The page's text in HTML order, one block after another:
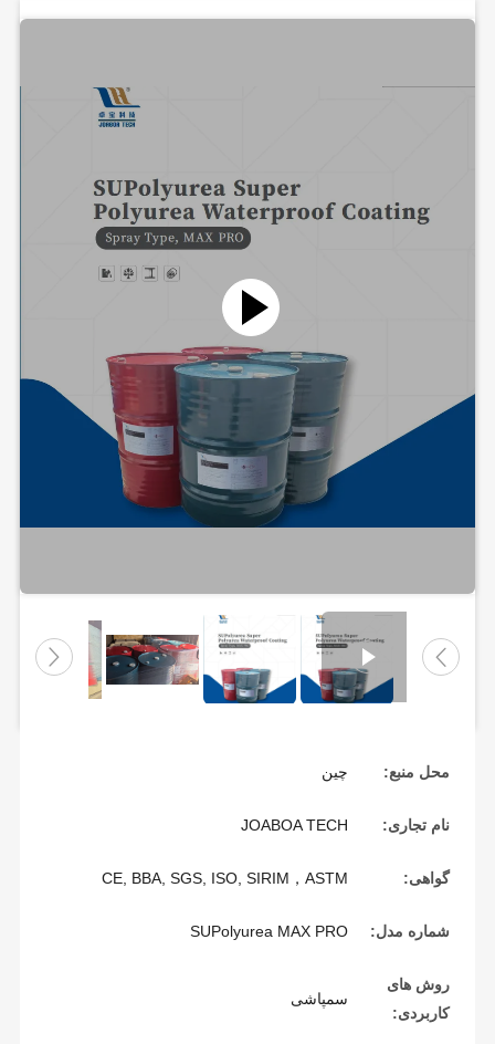
محل منبع: چین
نام تجاری: JOABOA TECH
گواهی: CE, BBA, SGS, ISO, SIRIM，ASTM
شماره مدل: SUPolyurea MAX PRO
روش های
کاربردی:
سمپاشی